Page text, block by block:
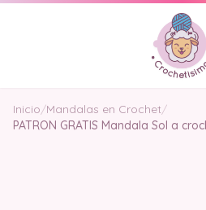
Inicio/Mandalas en Crochet/
PATRON GRATIS Mandala Sol a